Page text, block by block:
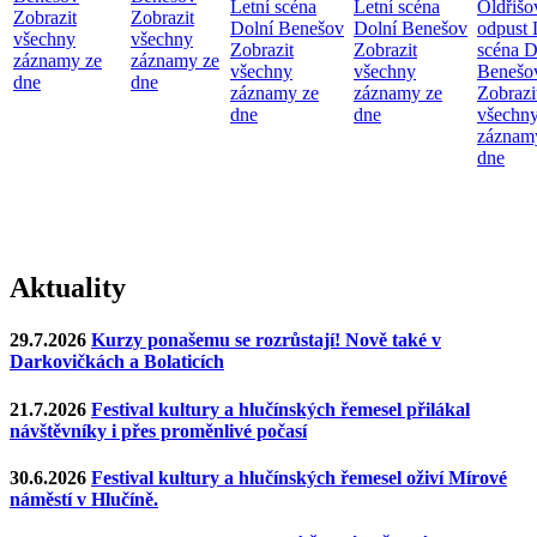
Zobrazit
všechny
záznamy ze
dne
Zobrazit
všechny
záznamy ze
dne
Letní scéna
Dolní Benešov
Zobrazit
všechny
záznamy ze
dne
Letní scéna
Dolní Benešov
Zobrazit
všechny
záznamy ze
dne
odpust
scéna
dne
Aktuality
29.7.2026 Kurzy ponašemu se rozrůstají! Nově také v
Darkovičkách a Bolaticích
21.7.2026 Festival kultury a hlučínských řemesel přilákal
návštěvníky i přes proměnlivé počasí
30.6.2026 Festival kultury a hlučínských řemesel oživí Mírové
náměstí v Hlučíně.